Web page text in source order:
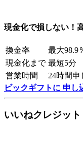
現金化で損しない！
換金率
最大98.9
現金化まで 最短5分
営業時間
24時間
ビックギフトに 申し
いいねクレジット